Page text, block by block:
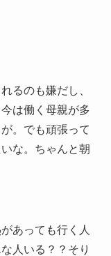
るのも嫌だし、
は働く母親が多
。でも頑張って
な。ちゃんと朝
あっても行く人
人いる？？そり